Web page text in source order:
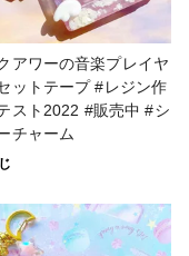
アワーの音楽プレイヤ
テープ #レジン作
2022 #販売中 #シ
チャーム